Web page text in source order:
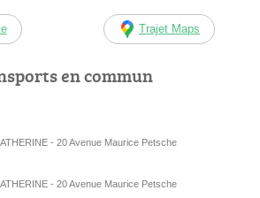
Trajet Maps
en commun
- 20 Avenue Maurice Petsche
- 20 Avenue Maurice Petsche